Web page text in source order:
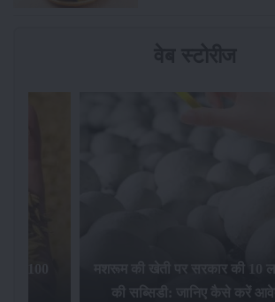
मशरूम की खेती पर सरकार की 10
की सब्सिडी: जानिए कैसे करें